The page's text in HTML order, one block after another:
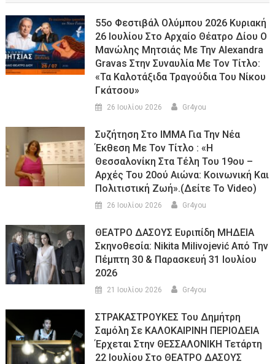
55ο Φεστιβάλ Ολύμπου 2026 Κυριακή
26 Ιουλίου Στο Αρχαίο Θέατρο Δίου Ο
Μανώλης Μητσιάς Με Την Alexandra
Gravas Στην Συναυλία Με Τον Τίτλο:
«τα Καλοτάξιδα Τραγούδια Του Νίκου
Γκάτσου»
26 Ιουλίου 2026 Gr4you
Συζήτηση Στο ΙΜΜΑ Για Την Νέα
Έκθεση Με Τον Τίτλο : «Η
Θεσσαλονίκη Στα Τέλη Του 19ου –
Αρχές Του 20ού Αιώνα: Κοινωνική Και
Πολιτιστική Ζωή».(Δείτε Το Video)
26 Ιουλίου 2026 Gr4you
ΘΕΑΤΡΟ ΔΑΣΟΥΣ Ευριπίδη ΜΗΔΕΙΑ
Σκηνοθεσία: Nikita Milivojević Από Την
Πέμπτη 30 & Παρασκευή 31 Ιουλίου
2026
21 Ιουλίου 2026 Gr4you
ΣΤΡΑΚΑΣΤΡΟΥΚΕΣ Του Δημήτρη
Σαμόλη Σε ΚΑΛΟΚΑΙΡΙΝΗ ΠΕΡΙΟΔΕΙΑ
Έρχεται Στην ΘΕΣΣΑΛΟΝΙΚΗ Τετάρτη
22 Ιουλίου Στο ΘΕΑΤΡΟ ΔΑΣΟΥΣ